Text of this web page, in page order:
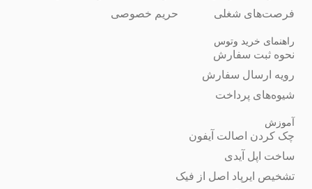
فرصت‌های شغلی
حریم خصوصی
راهنمای خرید وتوس
نحوه ثبت سفارش
رویه ارسال سفارش
شیوه‌های پرداخت
آموزش
چک کردن اصالت آیفون
ساخت اپل آیدی
تشخیص ایرپاد اصل از فیک